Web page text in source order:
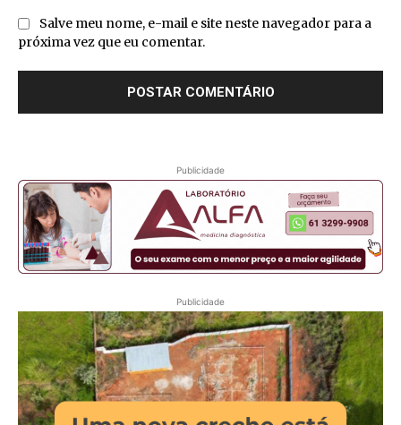
Salve meu nome, e-mail e site neste navegador para a
próxima vez que eu comentar.
Publicidade
Publicidade